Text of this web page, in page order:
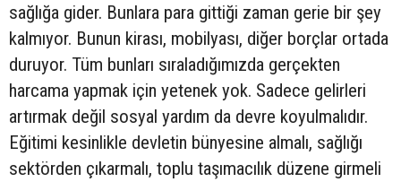
sağlığa gider. Bunlara para gittiği zaman gerie bir şey
kalmıyor. Bunun kirası, mobilyası, diğer borçlar ortada
duruyor. Tüm bunları sıraladığımızda gerçekten
harcama yapmak için yetenek yok. Sadece gelirleri
artırmak değil sosyal yardım da devre koyulmalıdır.
Eğitimi kesinlikle devletin bünyesine almalı, sağlığı
sektörden çıkarmalı, toplu taşımacılık düzene girmeli